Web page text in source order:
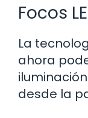
Focos
La
ahora
desde la